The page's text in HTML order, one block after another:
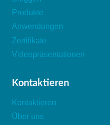
Produkte
Anwendungen
Zertifikate
Videopräsentationen
Kontaktieren
Kontaktieren
Über uns